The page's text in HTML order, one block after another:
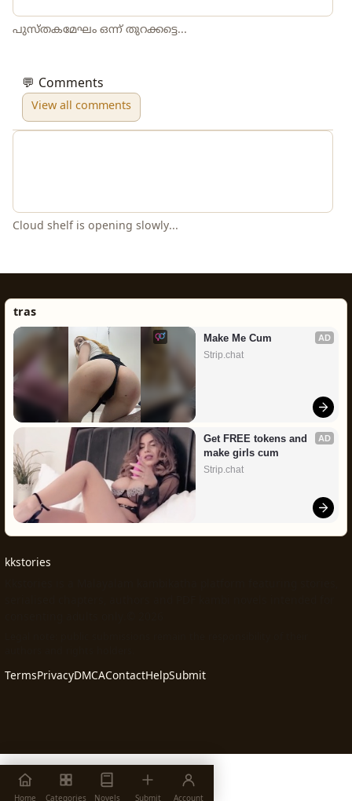
പുസ്തകമേഘം ഒന്ന് തുറക്കട്ടെ...
💬 Comments
View all comments
Post Comment
S Sharmila• 12-05-2026 21:09
സൂപ്പർ ഡെയ്സി.. ❤️❤️❤️
T Teena• 13-05-2026 18:20
സൂപ്പർ 👌❤️
S Shiji• 12-05-2026 07:58
tras